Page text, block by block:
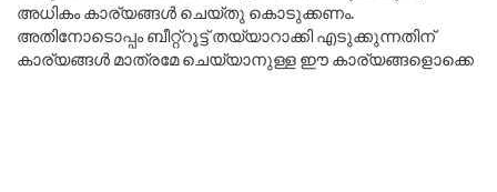
അധികം കാര്യങ്ങൾ ചെയ്തു കൊടുക്കണം.
അതിനോടൊപ്പം ബീറ്റ്റൂട്ട് തയ്യാറാക്കി എടുക്കുന്നതിന്
കാര്യങ്ങൾ മാത്രമേ ചെയ്യാനുള്ള ഈ കാര്യങ്ങളൊക്കെ